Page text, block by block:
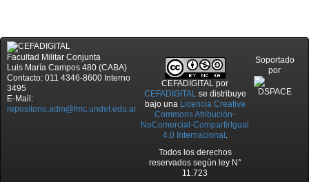
Facultad Militar Conjunta
Luis María Campos 480 (CABA)
Contacto: 011 4346-8600 Interno
3495
E-Mail:
repositorio.adm@fmc.undef.edu.ar
CEFADIGITAL por
CEFADIGITALse distribuye
bajo una Licencia Creative
Commons Atribución-
NoComercial-CompartirIgual
4.0 Internacional .
Todos los derechos
reservados según ley N°
11.723
Soportado
por